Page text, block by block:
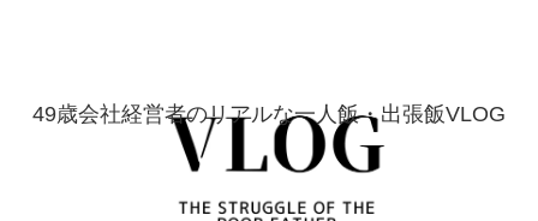
49歳会社経営者のリアルな一人飯・出張飯VLOG